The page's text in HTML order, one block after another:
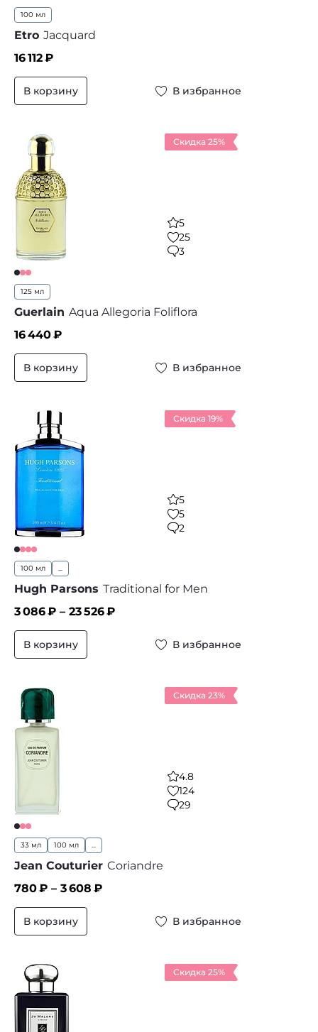
100 мл
Etro Jacquard
16 112₽
В корзину В избранное
Скидка 25%
5
25
3
125 мл
Guerlain Aqua Allegoria Foliflora
16 440₽
В корзину В избранное
Скидка 19%
5
5
2
100 мл ...
Hugh Parsons Traditional for Men
3 086₽ – 23 526₽
В корзину В избранное
Скидка 23%
4.8
124
29
33 мл 100 мл ...
Jean Couturier Coriandre
780₽ – 3 608 ₽
В корзину В избранное
Скидка 25%